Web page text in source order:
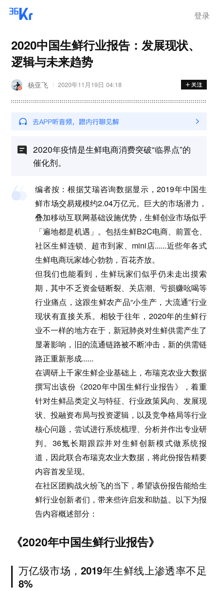
登录
2020中国生鲜行业报告：发展现状、
逻辑与未来趋势
杨亚飞 2020年11月19日 04:18
2020年疫情是生鲜电商消费突破“临界点”的
催化剂。
编者按：根据艾瑞咨询数据显示，2019年中国生
鲜市场交易规模约2.04万亿元。巨大的市场潜力，
叠加移动互联网基础设施优势，生鲜创业市场似乎
「遍地都是机遇」。包括生鲜B2C电商、前置仓、
社区生鲜连锁、超市到家、mini店......近些年各式
生鲜电商玩家雄心勃勃，百花齐放。
但我们也能看到，生鲜玩家们似乎仍未走出摸索
期，其中不乏资金链断裂、关店潮、亏损赚吆喝等
行业痛点，这跟生鲜农产品“小生产，大流通”行业
现状有直接关系。相较于往年，2020年的生鲜行
业不一样的地方在于，新冠肺炎对生鲜供需产生了
显著影响，旧的流通链路被不断冲击，新的供需链
路正重新形成......
在调研上千家生鲜企业基础上，布瑞克农业大数据
撰写出该份《2020年中国生鲜行业报告》，着重
针对生鲜品类定义与特征、行业政策风向、发展现
状、投融资布局与投资逻辑，以及竞争格局等行业
核心问题，尝试进行系统梳理、分析并作出专业研
判。 36氪长期跟踪并对生鲜创新模式做系统报
道，因此联合布瑞克农业大数据，将此份报告精要
内容首发呈现。
在社区团购战火纷飞的当下，希望该份报告能给生
鲜行业创新者们，带来些许启发和助益。以下为报
告内容概述部分：
《2020年中国生鲜行业报告》
万亿级市场，2019年生鲜线上渗透率不足
8%